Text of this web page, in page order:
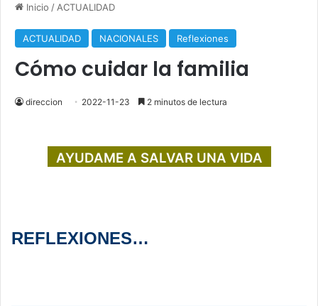
Inicio / ACTUALIDAD
ACTUALIDAD NACIONALES Reflexiones
Cómo cuidar la familia
direccion 2022-11-23 2 minutos de lectura
AYUDAME A SALVAR UNA VIDA
REFLEXIONES…